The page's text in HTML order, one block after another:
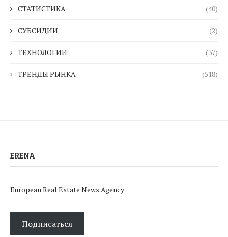
СТАТИСТИКА (40)
СУБСИДИИ (2)
ТЕХНОЛОГИИ (37)
ТРЕНДЫ РЫНКА (518)
ERENA
European Real Estate News Agency
Подписаться